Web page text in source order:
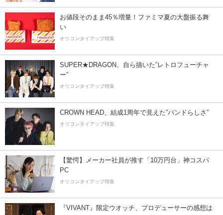
お値段そのまま45％増量！ファミマ夏の大盤振る舞
い
オリコンタイアップ特集
SUPER★DRAGON、自ら描いた”レトロフューチャ
ー”
オリコンタイアップ特集
CROWN HEAD、結成1周年で見えた”バンドらしさ”
オリコンタイアップ特集
【驚愕】メーカー社員が推す「10万円台」神コスパ
PC
オリコンタイアップ特集
『VIVANT』限定ウオッチ、プロデューサーの感想は